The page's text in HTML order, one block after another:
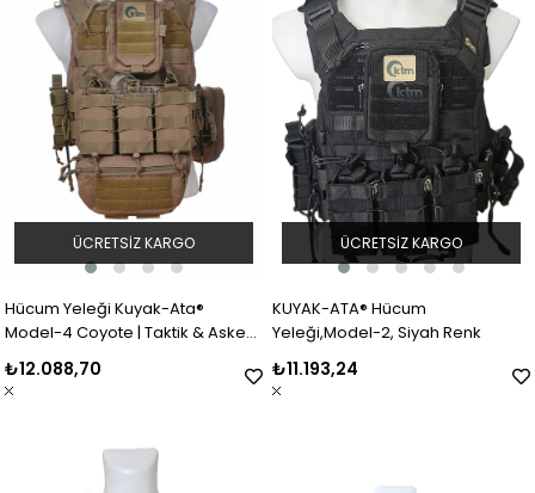
Hücum Yeleği Kuyak-Ata®
Model-4 Coyote | Taktik & Askeri
Hücum Yeleği
₺12.088,70
ÜCRETSIZ KARGO
KUYAK-ATA® Hücum
Yeleği,Model-2, Siyah Renk
₺11.193,24
ÜCRETSIZ KARGO